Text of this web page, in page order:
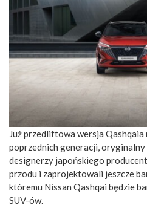
Już przedliftowa wersja Qashqaia
poprzednich generacji, oryginalny
designerzy japońskiego
przodu i zaprojektowali jeszcze
któremu Nissan Qashqai będzie
SUV-ów.